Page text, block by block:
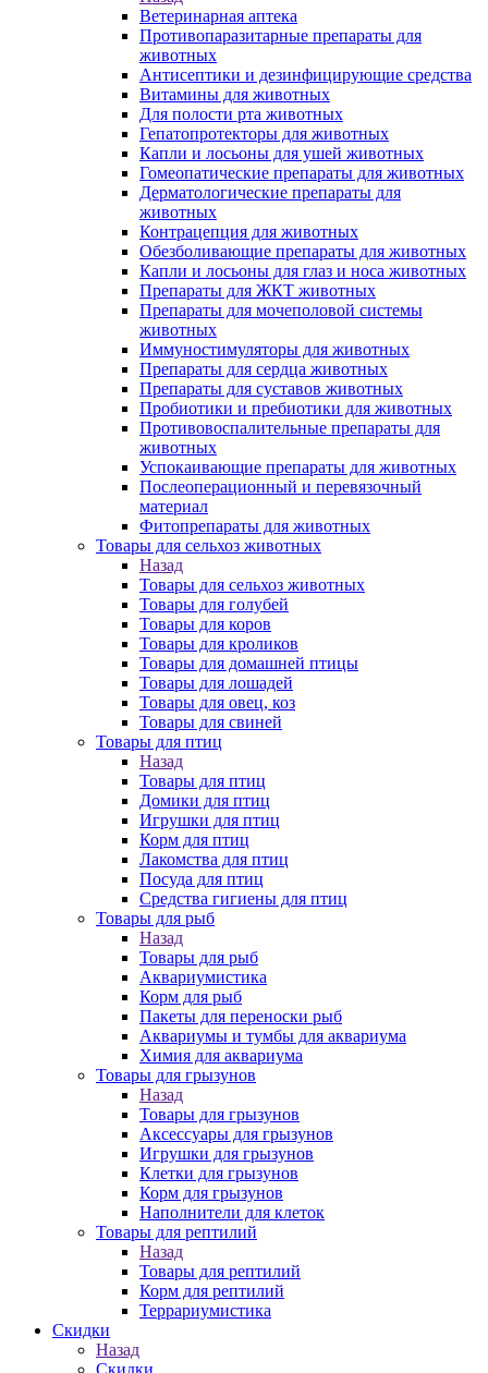
Ветеринарная аптека
Противопаразитарные препараты для
животных
Антисептики и дезинфицирующие средства
Витамины для животных
Для полости рта животных
Гепатопротекторы для животных
Капли и лосьоны для ушей животных
Гомеопатические препараты для животных
Дерматологические препараты для
животных
Контрацепция для животных
Обезболивающие препараты для животных
Капли и лосьоны для глаз и носа животных
Препараты для ЖКТ животных
Препараты для мочеполовой системы
животных
Иммуностимуляторы для животных
Препараты для сердца животных
Препараты для суставов животных
Пробиотики и пребиотики для животных
Противовоспалительные препараты для
животных
Успокаивающие препараты для животных
Послеоперационный и перевязочный
материал
Фитопрепараты для животных
Товары для сельхоз животных
Назад
Товары для сельхоз животных
Товары для голубей
Товары для коров
Товары для кроликов
Товары для домашней птицы
Товары для лошадей
Товары для овец, коз
Товары для свиней
Товары для птиц
Назад
Товары для птиц
Домики для птиц
Игрушки для птиц
Корм для птиц
Лакомства для птиц
Посуда для птиц
Средства гигиены для птиц
Товары для рыб
Назад
Товары для рыб
Аквариумистика
Корм для рыб
Пакеты для переноски рыб
Аквариумы и тумбы для аквариума
Химия для аквариума
Товары для грызунов
Назад
Товары для грызунов
Аксессуары для грызунов
Игрушки для грызунов
Клетки для грызунов
Корм для грызунов
Наполнители для клеток
Товары для рептилий
Назад
Товары для рептилий
Корм для рептилий
Террариумистика
Скидки
Назад
Скидки